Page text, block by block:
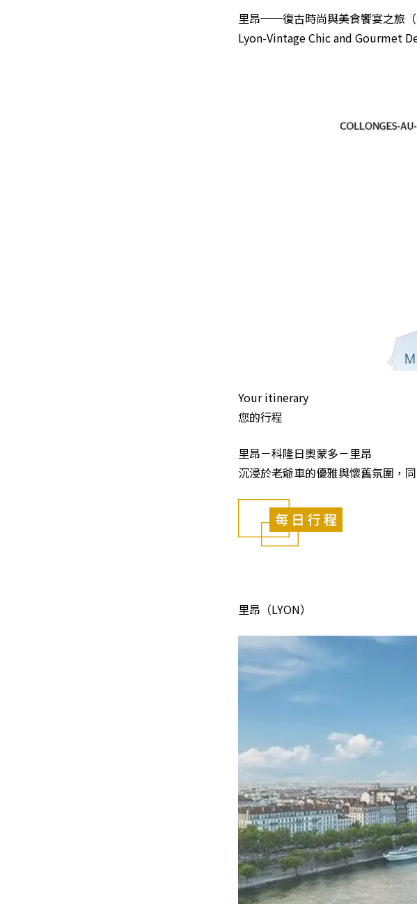
里昂──復古時尚與美食饗宴之旅（
Lyon-Vintage Chic and Gourmet
Your itinerary
您的行程
里昂－科隆日奧蒙多－里昂
沉浸於老爺車的優雅與懷舊氛圍，
里昂（LYON）